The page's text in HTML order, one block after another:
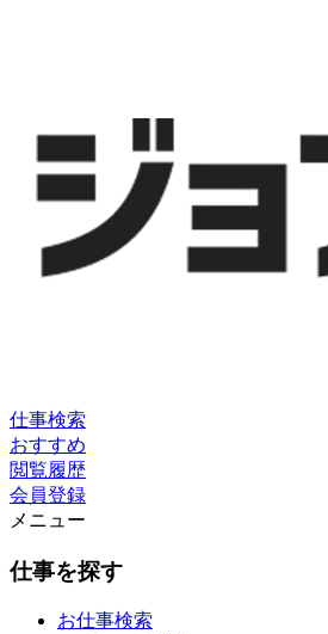
仕事検索
おすすめ
閲覧履歴
会員登録
メニュー
仕事を探す
お仕事検索